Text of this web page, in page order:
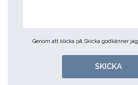
Genom att klicka på Skicka godkänner jag
SKICKA